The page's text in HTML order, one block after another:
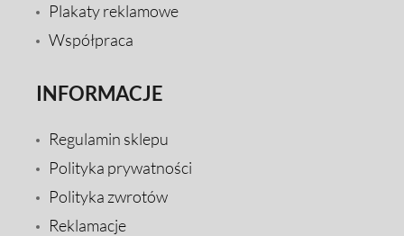
Plakaty reklamowe
Współpraca
INFORMACJE
Regulamin sklepu
Polityka prywatności
Polityka zwrotów
Reklamacje